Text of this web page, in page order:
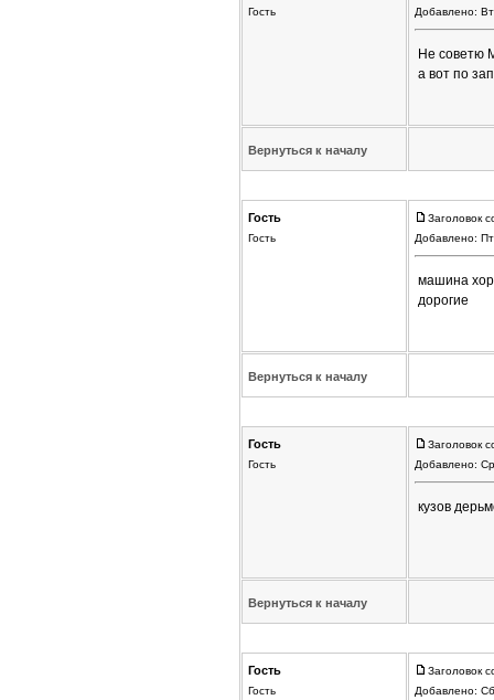
Гость
Добавлено:
Не советю
а вот по
Вернуться к началу
Гость
Гость
Заголовок
Добавлено:
машина
дорогие
Вернуться к началу
Гость
Гость
Заголовок
Добавлено:
кузов
Вернуться к началу
Гость
Гость
Заголовок
Добавлено: